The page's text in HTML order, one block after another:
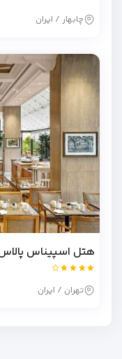
چابهار / ایران
هتل اسپیناس
تهران / ایران